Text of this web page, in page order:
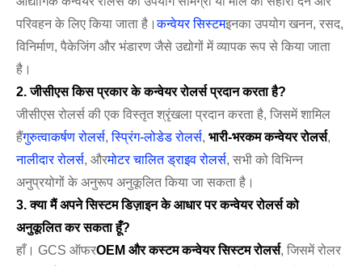
परिवहन के लिए किया जाता है।कन्वेयर सिस्टमइनका उपयोग खनन, रसद,
विनिर्माण, पैकेजिंग और भंडारण जैसे उद्योगों में व्यापक रूप से किया जाता
है।
2. जीसीएस किस प्रकार के कन्वेयर रोलर्स प्रदान करता है?
जीसीएस रोलर्स की एक विस्तृत श्रृंखला प्रदान करता है, जिसमें शामिल
हैंगुरुत्वाकर्षण रोलर्स,स्प्रिंग-लोडेड रोलर्स, भारी-भरकम कन्वेयर रोलर्स,
नालीदार रोलर्स, औरमोटर चालित ड्राइव रोलर्स, सभी को विभिन्न
अनुप्रयोगों के अनुरूप अनुकूलित किया जा सकता है।
3. क्या मैं अपने सिस्टम डिज़ाइन के आधार पर कन्वेयर रोलर्स को
अनुकूलित कर सकता हूँ?
हाँ। GCS ऑफरOEM और कस्टम कन्वेयर सिस्टम रोलर्स, जिसमें रोलर